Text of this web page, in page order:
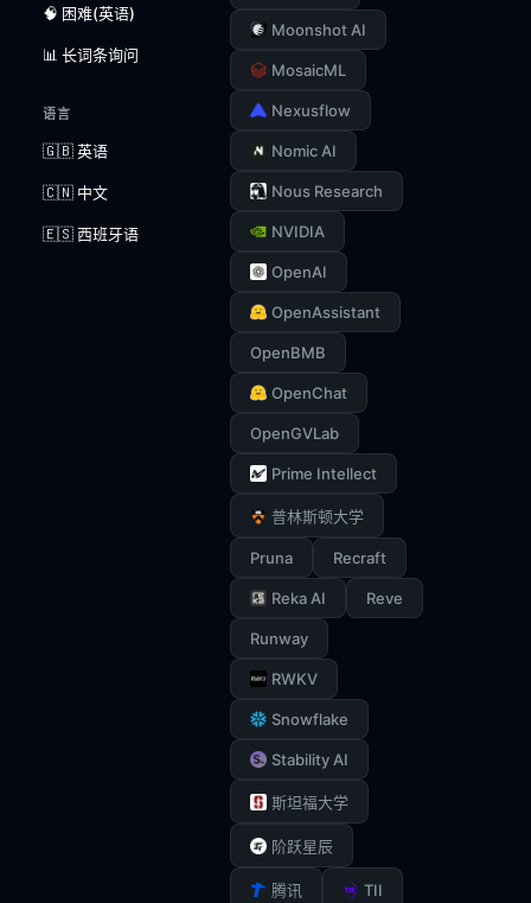
🧠 困难(英语)
📊 长词条询问
语言
🇬🇧 英语
🇨🇳 中文
🇪🇸 西班牙语
Moonshot AI
MosaicML
Nexusflow
Nomic AI
Nous Research
NVIDIA
OpenAI
OpenAssistant
OpenBMB
OpenChat
OpenGVLab
Prime Intellect
普林斯顿大学
Pruna Recraft
Reka AI Reve
Runway
RWKV
Snowflake
Stability AI
斯坦福大学
阶跃星辰
腾讯 TII